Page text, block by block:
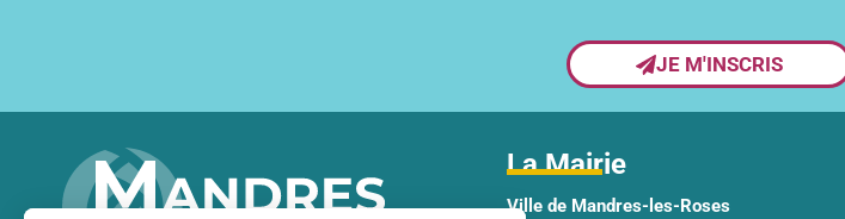
JE M'INSCRIS
La Mairie
Ville de Mandres-les-Roses